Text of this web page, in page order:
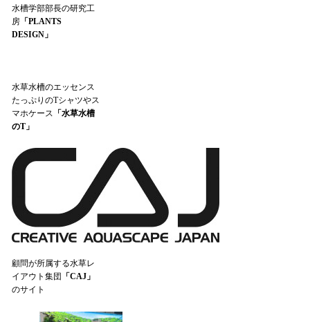
水槽学部部長の研究工
房「PLANTS
DESIGN」
水草水槽のエッセンス
たっぷりのTシャツやス
マホケース 「水草水槽
のT」
顧問が所属する水草レ
イアウト集団
「CAJ」
のサイト